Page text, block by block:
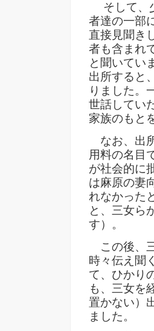
そして、
者達の一部
直接見聞き
者も含まれ
と聞いてい
出所すると
りました。
世話してい
家族のもと
なお、出
用料の名目
が社会的に
は麻原の妻
れなかった
と、三女ら
す）。
この後、
時々伝え聞
て、ひかり
も、三女を
置かない）
ました。